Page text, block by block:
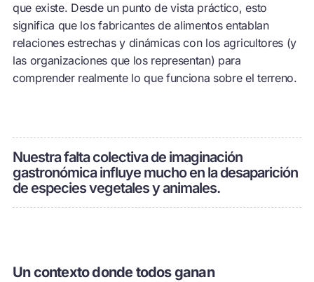
que existe. Desde un punto de vista práctico, esto
significa que los fabricantes de alimentos entablan
relaciones estrechas y dinámicas con los agricultores (y
las organizaciones que los representan) para
comprender realmente lo que funciona sobre el terreno.
Nuestra falta colectiva de imaginación
gastronómica influye mucho en la desaparición
de especies vegetales y animales.
Un contexto donde todos ganan